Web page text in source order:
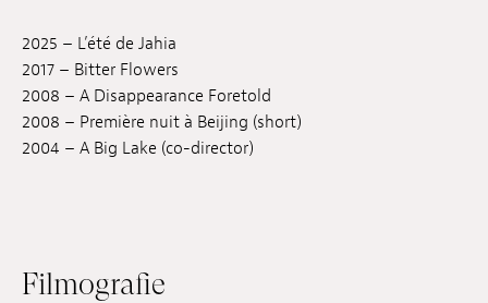
DE EN FR
Anstellung
2025 – L’été de Jahia
2017 – Bitter Flowers
2008 – A Disappearance Foretold
2008 – Première nuit à Beijing (short)
2004 – A Big Lake (co-director)
Filmografie